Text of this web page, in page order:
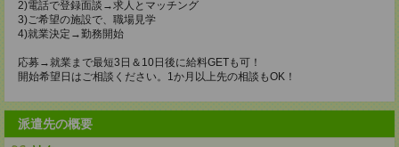
2)電話で登録面談→求人とマッチング
3)ご希望の施設で、職場見学
4)就業決定→勤務開始
応募→就業まで最短3日＆10日後に給料GETも可！
開始希望日はご相談ください。1か月以上先の相談もOK！
派遣先の概要